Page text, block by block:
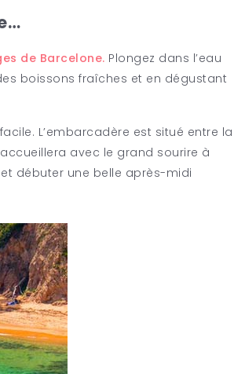
de Barcelone. Plongez dans l’eau
boissons fraîches et en dégustant
L’embarcadère est situé entre la
avec le grand sourire à
débuter une belle après-midi